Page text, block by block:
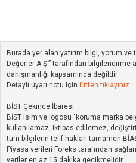
Burada yer alan yatırım bilgi, yorum ve
Değerler A.Ş.” tarafından bilgilendirme
danışmanlığı kapsamında değildir.
Detaylı uyarı notu için lütfen tıklayınız.
BİST Çekince İbaresi
BİST isim ve logosu "koruma marka
kullanılamaz, iktibas edilemez,
tüm bilgilerin telif hakları tamamen
Piyasa verileri Foreks tarafından
veriler en az 15 dakika gecikmelidir.